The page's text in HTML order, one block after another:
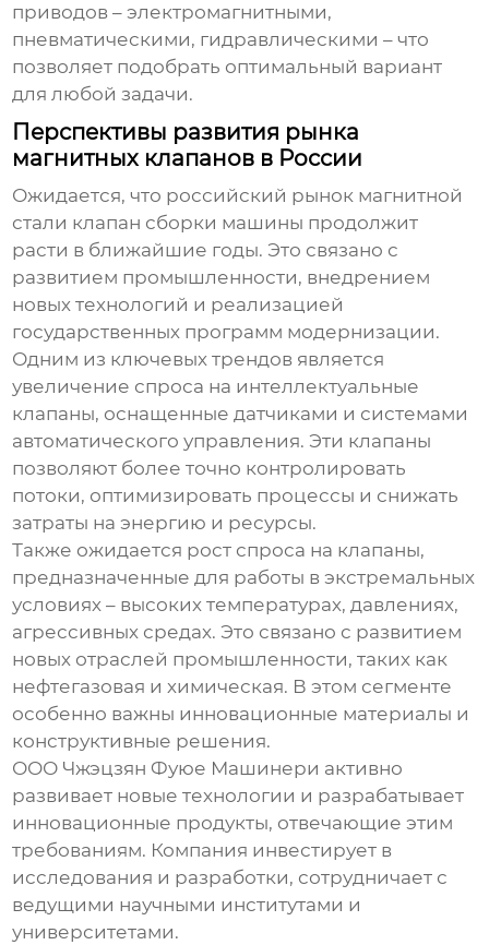
приводов – электромагнитными,
пневматическими, гидравлическими – что
позволяет подобрать оптимальный вариант
для любой задачи.
Перспективы развития рынка
магнитных клапанов в России
Ожидается, что российский рынок магнитной
стали клапан сборки машины продолжит
расти в ближайшие годы. Это связано с
развитием промышленности, внедрением
новых технологий и реализацией
государственных программ модернизации.
Одним из ключевых трендов является
увеличение спроса на интеллектуальные
клапаны, оснащенные датчиками и системами
автоматического управления. Эти клапаны
позволяют более точно контролировать
потоки, оптимизировать процессы и снижать
затраты на энергию и ресурсы.
Также ожидается рост спроса на клапаны,
предназначенные для работы в экстремальных
условиях – высоких температурах, давлениях,
агрессивных средах. Это связано с развитием
новых отраслей промышленности, таких как
нефтегазовая и химическая. В этом сегменте
особенно важны инновационные материалы и
конструктивные решения.
ООО Чжэцзян Фуюе Машинери активно
развивает новые технологии и разрабатывает
инновационные продукты, отвечающие этим
требованиям. Компания инвестирует в
исследования и разработки, сотрудничает с
ведущими научными институтами и
университетами.